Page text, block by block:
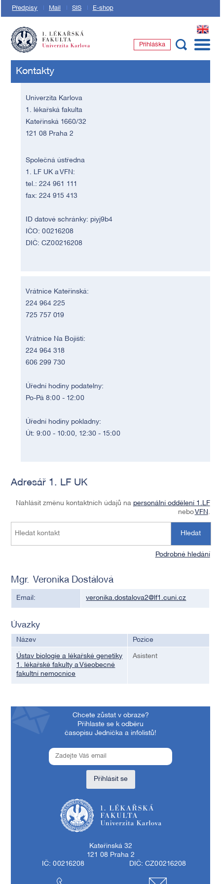
Předpisy Mail SIS E-shop
EN
Přihláška
Kontakty
Univerzita Karlova
1. lékařská fakulta
Kateřinská 1660/32
121 08 Praha 2
Společná ústředna
1. LF UK a VFN:
tel.: 224 961 111
fax: 224 915 413
ID datové schránky: piyj9b4
IČO: 00216208
DIČ: CZ00216208
Vrátnice Kateřinská:
224 964 225
725 757 019
Vrátnice Na Bojišti:
224 964 318
606 299 730
Úřední hodiny podatelny:
Po-Pá 8:00 - 12:00
Úřední hodiny pokladny:
Út: 9:00 - 10:00, 12:30 - 15:00
Adresář 1. LF UK
Nahlásit změnu kontaktních údajů na personální oddělení 1.LF
neboVFN .
Hledat
Podrobné hledání
Mgr. Veronika Dostálová
Email: veronika.dostalova2@lf1.cuni.cz
Úvazky
Název Pozice
Ústav biologie a lékařské genetiky
1. lékařské fakulty a Všeobecné
fakultní nemocnice
Asistent
Chcete zůstat v obraze?
Přihlaste se k odběru
časopisu Jednička a infolistů!
Přihlásit se
Kateřinská 32
121 08 Praha 2
IČ: 00216208
DIČ: CZ00216208